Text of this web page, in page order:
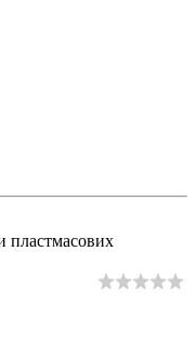
пластмасових